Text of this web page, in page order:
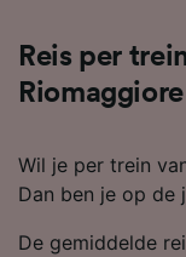
Reis per
Wil je per trein
Dan ben je op de
De gemiddelde